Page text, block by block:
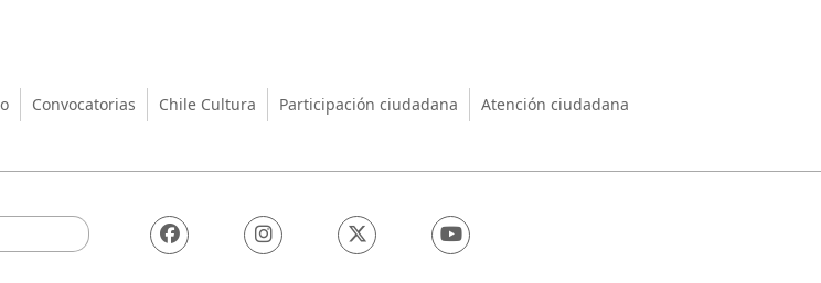
y el Patrimonio
Convocatorias Chile Cultura Participación ciudadana Atención ciudadana